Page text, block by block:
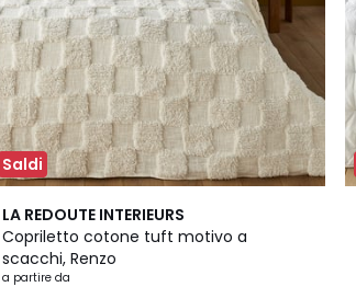
Saldi
LA REDOUTE INTERIEURS
Copriletto cotone tuft motivo a
scacchi, Renzo
a partire da
2,5
/ 5